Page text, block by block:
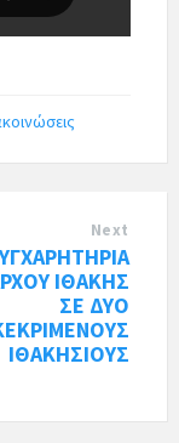
Next
ΙΘΑΚΗΣ
ΣΕ ΔΥΟ
ΙΘΑΚΗΣΙΟΥΣ